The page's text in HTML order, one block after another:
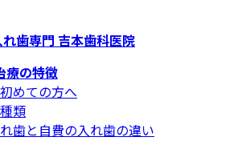
療の特徴
めての方へ
類
歯と自費の入れ歯の違い